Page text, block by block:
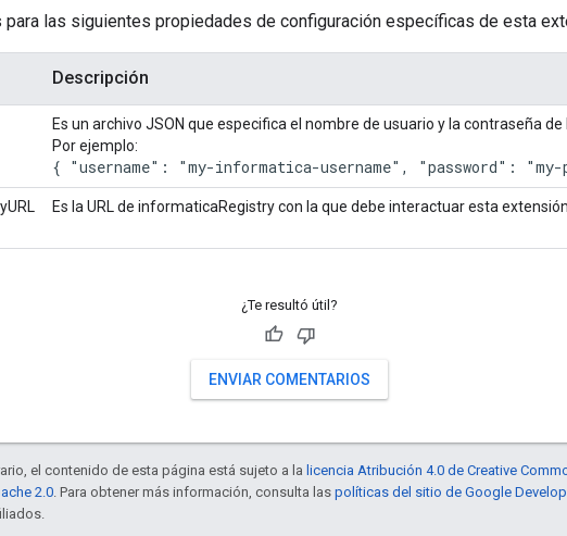
para las siguientes propiedades de configuración específicas de esta
Descripción
Es un archivo JSON que especifica el nombre de usuario y la contraseña de
Por ejemplo:
{ "username": "my-informatica-username", "password": "my-
Es la URL de informaticaRegistry con la que debe interactuar esta extensión.
¿Te resultó útil?
ENVIAR COMENTARIOS
el contenido de esta página está sujeto a la licencia Atribución 4.0 de Creative
2.0. Para obtener más información, consulta las políticas del sitio de Google